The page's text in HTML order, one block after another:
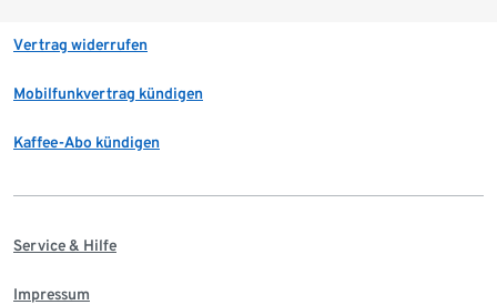
Vertrag widerrufen
Mobilfunkvertrag kündigen
Kaffee-Abo kündigen
Service & Hilfe
Impressum